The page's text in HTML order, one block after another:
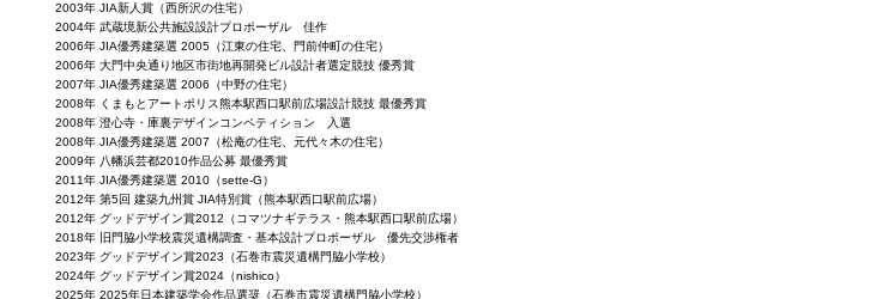
2003年 JIA新人賞（西所沢の住宅）
2004年 武蔵境新公共施設設計プロポーザル 佳作
2006年 JIA優秀建築選 2005（江東の住宅、門前仲町の住宅）
2006年 大門中央通り地区市街地再開発ビル設計者選定競技 優秀賞
2007年 JIA優秀建築選 2006（中野の住宅）
2008年 くまもとアートポリス熊本駅西口駅前広場設計競技 最優秀賞
2008年 澄心寺・庫裏デザインコンペティション 入選
2008年 JIA優秀建築選 2007（松庵の住宅、元代々木の住宅）
2009年 八幡浜芸都2010作品公募 最優秀賞
2011年 JIA優秀建築選 2010（sette-G）
2012年 第5回 建築九州賞 JIA特別賞（熊本駅西口駅前広場）
2012年 グッドデザイン賞2012（コマツナギテラス・熊本駅西口駅前広場）
2018年 旧門脇小学校震災遺構調査・基本設計プロポーザル 優先交渉権者
2023年 グッドデザイン賞2023（石巻市震災遺構門脇小学校）
2024年 グッドデザイン賞2024（nishico）
2025年 2025年日本建築学会作品選奨（石巻市震災遺構門脇小学校）